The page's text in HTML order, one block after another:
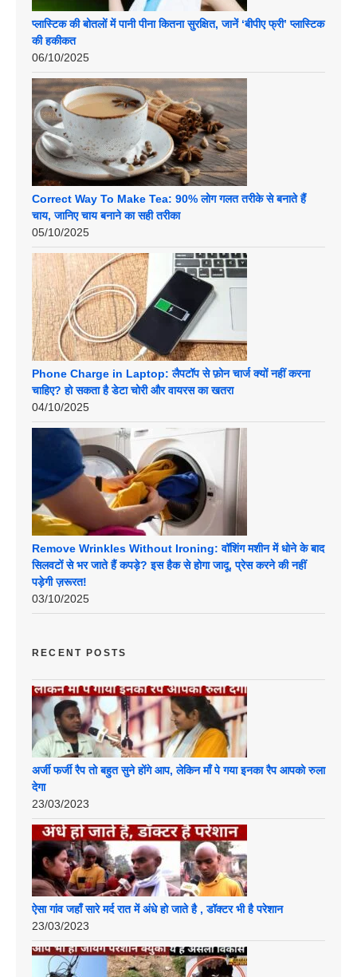
प्लास्टिक की बोतलों में पानी पीना कितना सुरक्षित, जानें ‘बीपीए फ्री’ प्लास्टिक
की हकीकत
06/10/2025
Correct Way To Make Tea: 90% लोग गलत तरीके से बनाते हैं
चाय, जानिए चाय बनाने का सही तरीका
05/10/2025
Phone Charge in Laptop: लैपटॉप से फ़ोन चार्ज क्यों नहीं करना
चाहिए? हो सकता है डेटा चोरी और वायरस का खतरा
04/10/2025
Remove Wrinkles Without Ironing: वॉशिंग मशीन में धोने के बाद
सिलवटों से भर जाते हैं कपड़े? इस हैक से होगा जादू, प्रेस करने की नहीं
पड़ेगी ज़रूरत!
03/10/2025
RECENT POSTS
अर्जी फर्जी रैप तो बहुत सुने होंगे आप, लेकिन माँ पे गया इनका रैप आपको रुला
देगा
23/03/2023
ऐसा गांव जहाँ सारे मर्द रात में अंधे हो जाते है , डॉक्टर भी है परेशान
23/03/2023